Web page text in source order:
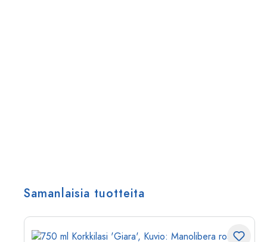
Samanlaisia tuotteita